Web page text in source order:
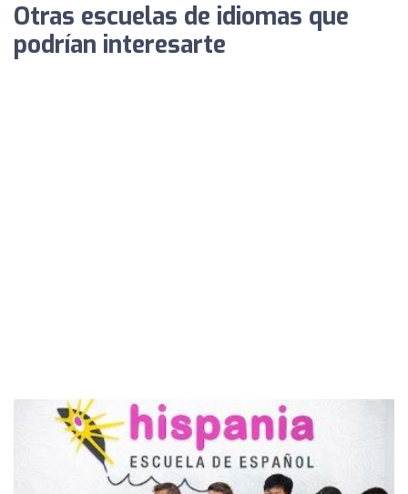
Otras escuelas de idiomas que
podrían interesarte